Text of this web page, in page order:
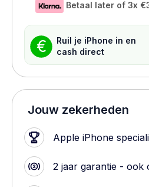
Betaal later of 3x
€
Ruil je iPhone in en
cash direct
Jouw zekerheden
Apple iPhone
2 jaar garantie - ook